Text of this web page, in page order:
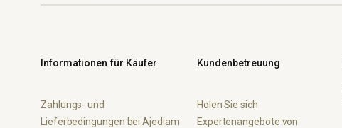
Informationen für Käufer
Zahlungs- und
Lieferbedingungen bei Ajediam
Kundenbetreuung
Holen Sie sich
Expertenangebote von